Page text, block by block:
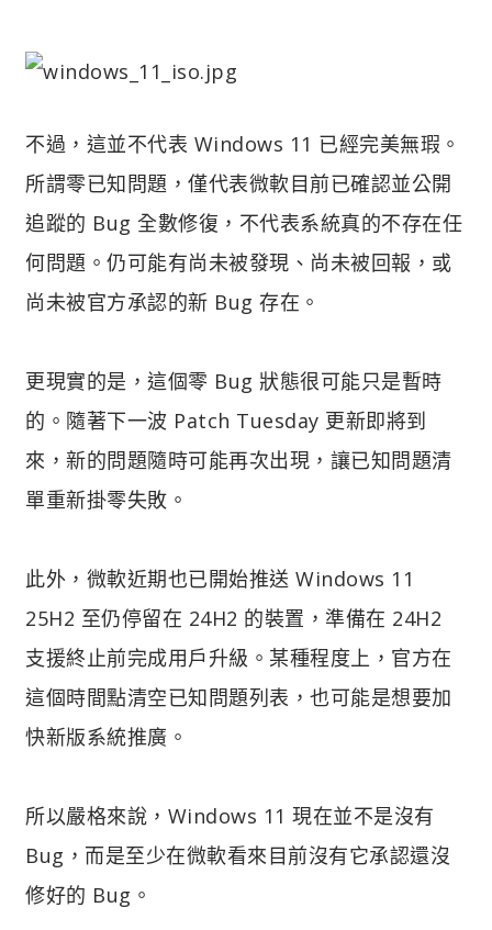
不過，這並不代表 Windows 11 已經完美無瑕。
所謂零已知問題，僅代表微軟目前已確認並公開
追蹤的 Bug 全數修復，不代表系統真的不存在任
何問題。仍可能有尚未被發現、尚未被回報，或
尚未被官方承認的新 Bug 存在。
更現實的是，這個零 Bug 狀態很可能只是暫時
的。隨著下一波 Patch Tuesday 更新即將到
來，新的問題隨時可能再次出現，讓已知問題清
單重新掛零失敗。
此外，微軟近期也已開始推送 Windows 11
25H2 至仍停留在 24H2 的裝置，準備在 24H2
支援終止前完成用戶升級。某種程度上，官方在
這個時間點清空已知問題列表，也可能是想要加
快新版系統推廣。
所以嚴格來說，Windows 11 現在並不是沒有
Bug，而是至少在微軟看來目前沒有它承認還沒
修好的 Bug。